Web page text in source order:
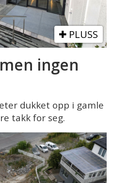
PLUSS
ingen
dukket opp i gamle
takk for seg.